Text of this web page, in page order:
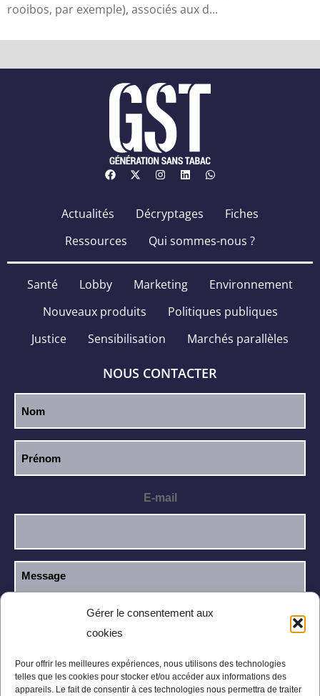
Gérer le consentement aux
cookies
Pour offrir les meilleures expériences, nous utilisons des technologies
telles que les cookies pour stocker et/ou accéder aux informations des
appareils. Le fait de consentir à ces technologies nous permettra de traiter
rooibos, par exemple), associés aux d...
Actualités Décryptages
Fiches
Ressources
Qui sommes-nous ?
Santé Lobby Marketing
Environnement
Nouveaux produits
Politiques publiques
Justice
Sensibilisation Marchés parallèles
NOUS CONTACTER
E-mail
J’ai lu et j’accepte la
confidentialité.